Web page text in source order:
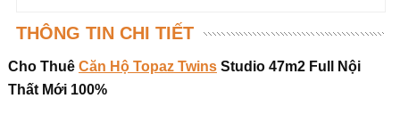
THÔNG TIN CHI TIẾT
Cho Thuê Căn Hộ Topaz TwinsStudio 47m2 Full Nội
Thất Mới 100%